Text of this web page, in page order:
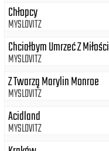
Chłopcy
MYSLOVITZ
Chciałbym Umrzeć Z Miłości
MYSLOVITZ
Z Twarzą Marylin Monroe
MYSLOVITZ
Acidland
MYSLOVITZ